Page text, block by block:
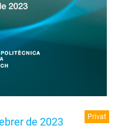
de 2023 Privat